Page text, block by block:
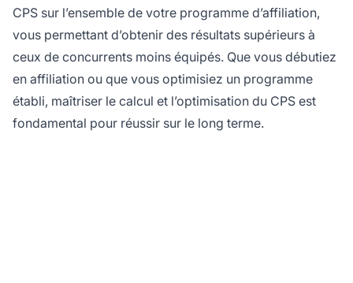
CPS sur l’ensemble de votre programme d’affiliation,
vous permettant d’obtenir des résultats supérieurs à
ceux de concurrents moins équipés. Que vous débutiez
en affiliation ou que vous optimisiez un programme
établi, maîtriser le calcul et l’optimisation du CPS est
fondamental pour réussir sur le long terme.